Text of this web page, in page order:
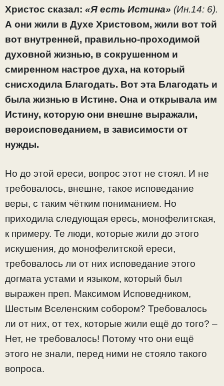
Христос сказал: «Я есть Истина» (Ин.14: 6).
А они жили в Духе Христовом, жили вот той
вот внутренней, правильно-проходимой
духовной жизнью, в сокрушенном и
смиренном настрое духа, на который
снисходила Благодать. Вот эта Благодать и
была жизнью в Истине. Она и открывала им
Истину, которую они внешне выражали,
вероисповеданием, в зависимости от
нужды.
Но до этой ереси, вопрос этот не стоял. И не
требовалось, внешне, такое исповедание
веры, с таким чётким пониманием. Но
приходила следующая ересь, монофелитская,
к примеру. Те люди, которые жили до этого
искушения, до монофелитской ереси,
требовалось ли от них исповедание этого
догмата устами и языком, который был
выражен преп. Максимом Исповедником,
Шестым Вселенским собором? Требовалось
ли от них, от тех, которые жили ещё до того? –
Нет, не требовалось! Потому что они ещё
этого не знали, перед ними не стояло такого
вопроса.